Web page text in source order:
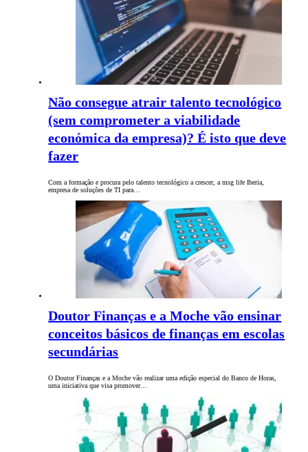
Não consegue atrair talento tecnológico
(sem comprometer a viabilidade
económica da empresa)? É isto que deve
fazer
Com a formação e procura pelo talento tecnológico a crescer, a msg life Iberia,
empresa de soluções de TI para…
Doutor Finanças e a Moche vão ensinar
conceitos básicos de finanças em escolas
secundárias
O Doutor Finanças e a Moche vão realizar uma edição especial do Banco de Horas,
uma iniciativa que visa promover…